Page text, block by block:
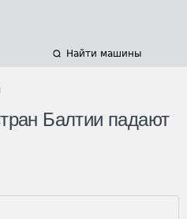
Найти машины
Балтии падают